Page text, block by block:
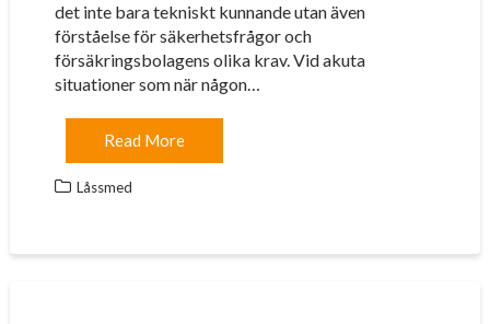
det inte bara tekniskt kunnande utan även
förståelse för säkerhetsfrågor och
försäkringsbolagens olika krav. Vid akuta
situationer som när någon…
Read More
Låssmed